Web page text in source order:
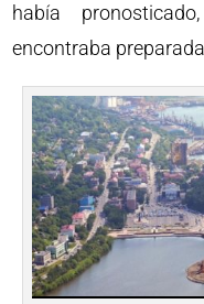
había
encontraba